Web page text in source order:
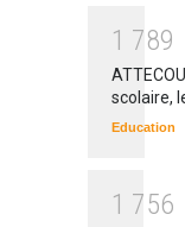
1 789
scolaire,
Education
1 756